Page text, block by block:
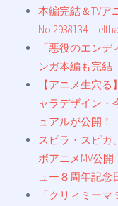
本編完結＆TVア
No.2938134｜
「悪役のエン
ンガ本編も完結
【アニメ生穴
ャラデザイン・
ュアルが公開！ -
スピラ・スピカ
ボアニメMV公
ュー８周年記念
「クリィミー